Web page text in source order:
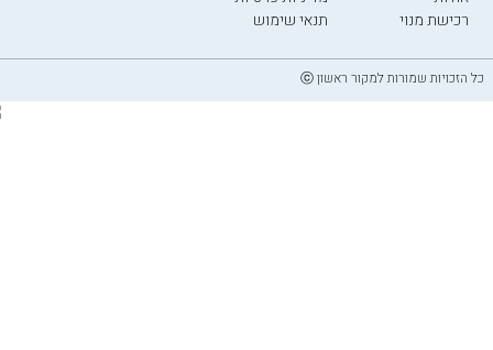
רכישת מנוי
תנאי שימוש
כל הזכויות שמורות למקור ראשון ⓒ